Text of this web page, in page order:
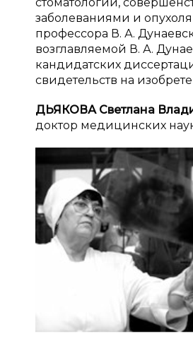
заболеваниями и
профессора В. А.
возглавляемой В. А.
кандидатских
свидетельств на
ДЬЯКОВА Светлана
доктор медицинских